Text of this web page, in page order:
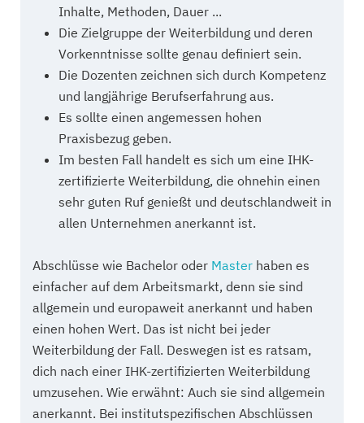
Inhalte, Methoden, Dauer ...
Die Zielgruppe der Weiterbildung und deren
Vorkenntnisse sollte genau definiert sein.
Die Dozenten zeichnen sich durch Kompetenz
und langjährige Berufserfahrung aus.
Es sollte einen angemessen hohen
Praxisbezug geben.
Im besten Fall handelt es sich um eine IHK-
zertifizierte Weiterbildung, die ohnehin einen
sehr guten Ruf genießt und deutschlandweit in
allen Unternehmen anerkannt ist.
Abschlüsse wie Bachelor oder Master haben es
einfacher auf dem Arbeitsmarkt, denn sie sind
allgemein und europaweit anerkannt und haben
einen hohen Wert. Das ist nicht bei jeder
Weiterbildung der Fall. Deswegen ist es ratsam,
dich nach einer IHK-zertifizierten Weiterbildung
umzusehen. Wie erwähnt: Auch sie sind allgemein
anerkannt. Bei institutspezifischen Abschlüssen